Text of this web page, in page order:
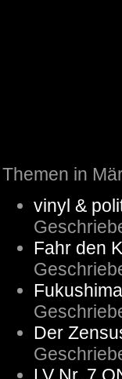
Themen in
vinyl &
Fahr den
Der